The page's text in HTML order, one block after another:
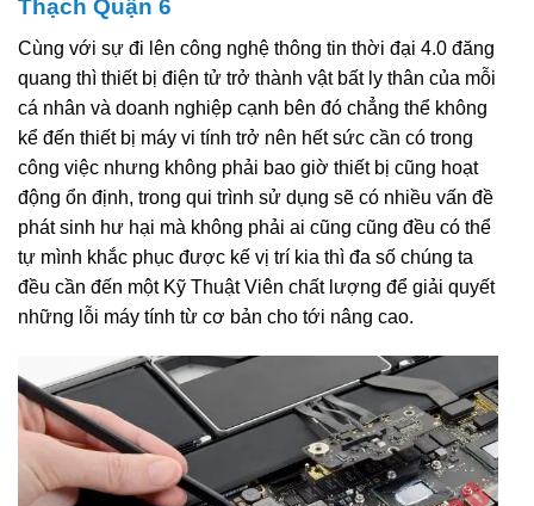
Thạch Quận 6
Cùng với sự đi lên công nghệ thông tin thời đại 4.0 đăng
quang thì thiết bị điện tử trở thành vật bất ly thân của mỗi
cá nhân và doanh nghiệp cạnh bên đó chẳng thể không
kể đến thiết bị máy vi tính trở nên hết sức cần có trong
công việc nhưng không phải bao giờ thiết bị cũng hoạt
động ổn định, trong qui trình sử dụng sẽ có nhiều vấn đề
phát sinh hư hại mà không phải ai cũng cũng đều có thể
tự mình khắc phục được kế vị trí kia thì đa số chúng ta
đều cần đến một Kỹ Thuật Viên chất lượng để giải quyết
những lỗi máy tính từ cơ bản cho tới nâng cao.